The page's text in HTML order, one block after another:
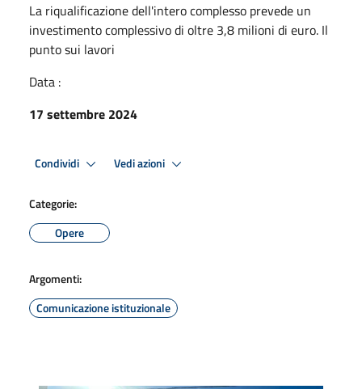
La riqualificazione dell'intero complesso prevede un
investimento complessivo di oltre 3,8 milioni di euro. Il
punto sui lavori
Data :
17 settembre 2024
Condividi Vedi azioni
Categorie:
Opere
Argomenti:
Comunicazione istituzionale